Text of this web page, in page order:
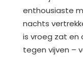
enthousiaste
nachts
is vroeg zat en
tegen vijven –